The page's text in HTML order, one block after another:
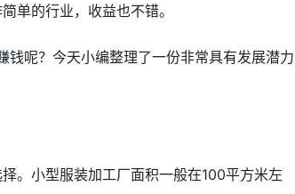
单的行业，收益也不错。
呢？今天小编整理了一份非常具有发展潜
。小型服装加工厂面积一般在100平方米左